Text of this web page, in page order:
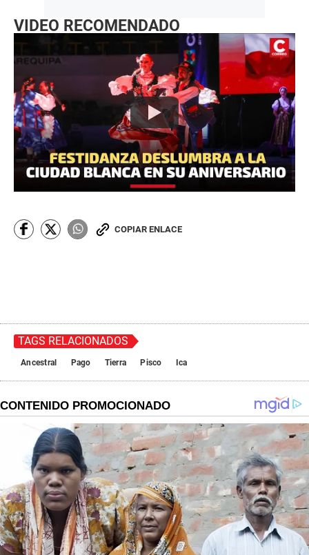
VIDEO RECOMENDADO
COPIAR ENLACE
TAGS RELACIONADOS
Ancestral Pago Tierra Pisco Ica